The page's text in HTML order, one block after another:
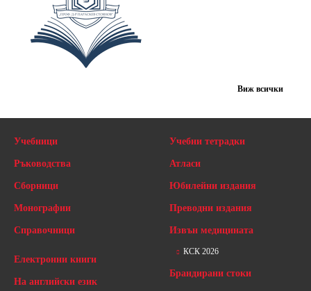
Виж всички
Учебници
Ръководства
Сборници
Монографии
Справочници
Учебни тетрадки
Атласи
Юбилейни издания
Преводни издания
Извън медицината
Електронни книги
На английски език
КСК 2026
Брандирани стоки